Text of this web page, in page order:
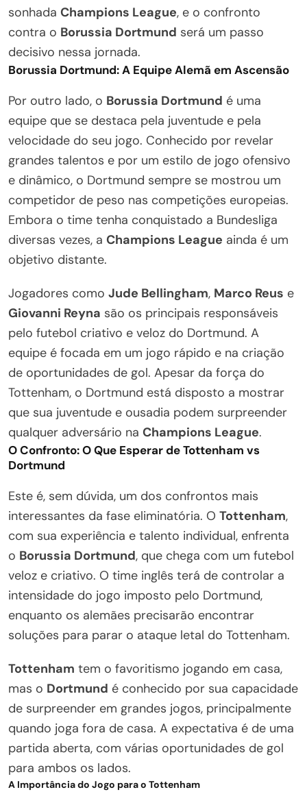
sonhada Champions League, e o confronto
contra o Borussia Dortmund será um passo
decisivo nessa jornada.
Borussia Dortmund: A Equipe Alemã em Ascensão
Por outro lado, o Borussia Dortmund é uma
equipe que se destaca pela juventude e pela
velocidade do seu jogo. Conhecido por revelar
grandes talentos e por um estilo de jogo ofensivo
e dinâmico, o Dortmund sempre se mostrou um
competidor de peso nas competições europeias.
Embora o time tenha conquistado a Bundesliga
diversas vezes, a Champions League ainda é um
objetivo distante.
Jogadores como Jude Bellingham, Marco Reus e
Giovanni Reyna são os principais responsáveis
pelo futebol criativo e veloz do Dortmund. A
equipe é focada em um jogo rápido e na criação
de oportunidades de gol. Apesar da força do
Tottenham, o Dortmund está disposto a mostrar
que sua juventude e ousadia podem surpreender
qualquer adversário na Champions League.
O Confronto: O Que Esperar de Tottenham vs
Dortmund
Este é, sem dúvida, um dos confrontos mais
interessantes da fase eliminatória. O Tottenham,
com sua experiência e talento individual, enfrenta
o Borussia Dortmund, que chega com um futebol
veloz e criativo. O time inglês terá de controlar a
intensidade do jogo imposto pelo Dortmund,
enquanto os alemães precisarão encontrar
soluções para parar o ataque letal do Tottenham.
Tottenham tem o favoritismo jogando em casa,
mas o Dortmund é conhecido por sua capacidade
de surpreender em grandes jogos, principalmente
quando joga fora de casa. A expectativa é de uma
partida aberta, com várias oportunidades de gol
para ambos os lados.
A Importância do Jogo para o Tottenham